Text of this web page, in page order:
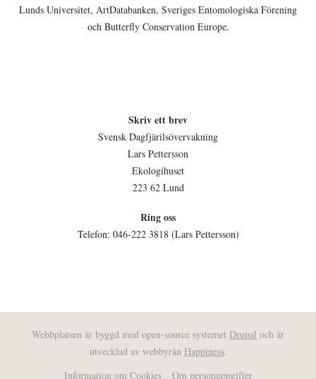
Lunds Universitet, ArtDatabanken, Sveriges Entomologiska Förening
och Butterfly Conservation Europe.
Skriv ett brev
Svensk Dagfjärilsövervakning
Lars Pettersson
Ekologihuset
223 62 Lund
Ring oss
Telefon: 046-222 3818 (Lars Pettersson)
Webbplatsen är byggd med open-source systemet Drupal och är
utvecklad av webbyrån Happiness.
Information om Cookies
Om personuppgifter